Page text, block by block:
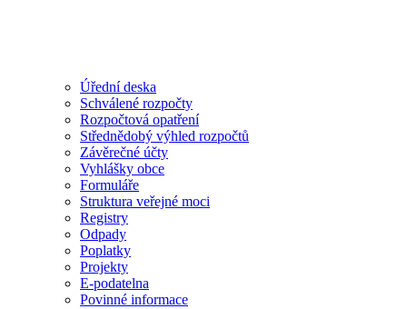
Úřední deska
Schválené rozpočty
Rozpočtová opatření
Střednědobý výhled rozpočtů
Závěrečné účty
Vyhlášky obce
Formuláře
Struktura veřejné moci
Registry
Odpady
Poplatky
Projekty
E-podatelna
Povinné informace